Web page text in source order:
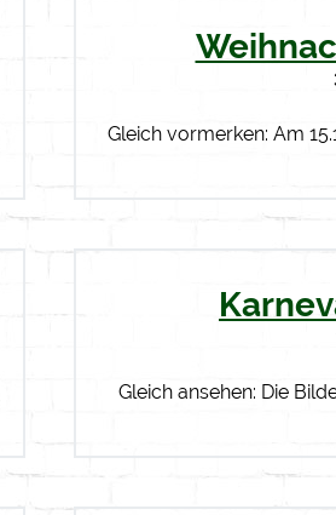
Gleich vormerken: Am
Gleich ansehen: Die